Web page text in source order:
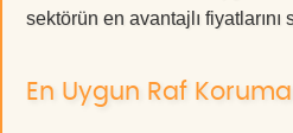
sektörün en avantajlı fiyatlarını
En Uygun Raf